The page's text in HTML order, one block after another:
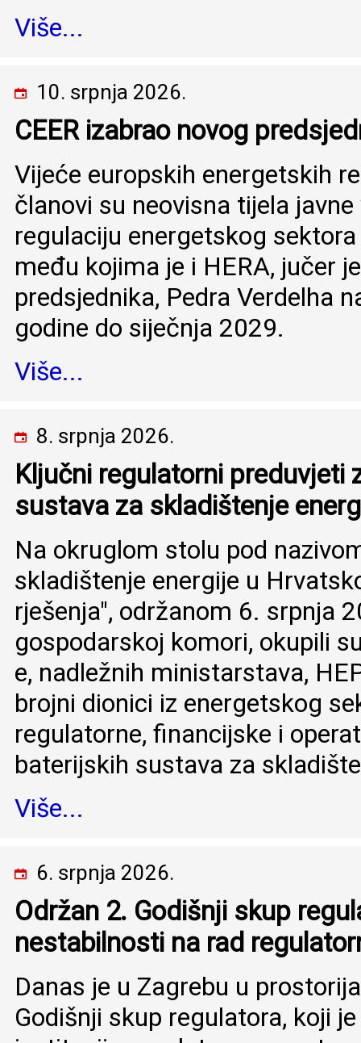
Više...
10. srpnja 2026.
CEER izabrao novog
Vijeće europskih energetskih
članovi su neovisna tijela
regulaciju energetskog
među kojima je i HERA, jučer
predsjednika, Pedra Verdelha
godine do siječnja 2029.
Više...
8. srpnja 2026.
Ključni regulatorni preduvjeti
sustava za skladištenje
Na okruglom stolu pod
skladištenje energije u
rješenja", održanom 6. srpnja
gospodarskoj komori, okupili
e, nadležnih ministarstava,
brojni dionici iz energetskog
regulatorne, financijske i
baterijskih sustava za
Više...
6. srpnja 2026.
Održan 2. Godišnji skup
nestabilnosti na rad
Danas je u Zagrebu u
Godišnji skup regulatora, koji